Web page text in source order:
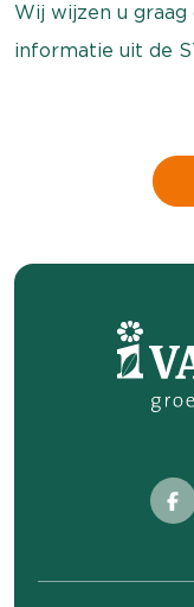
Wij wijzen u
informatie uit de
op. Zorg dat het
opgave. Bij
buurt, afhankelijk